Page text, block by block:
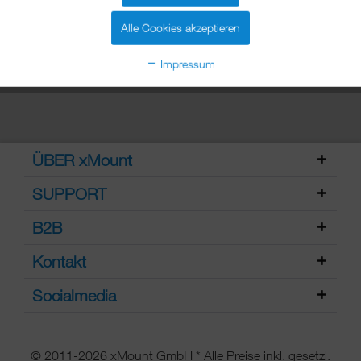
ÜBER xMount
SUPPORT
B2B
Kontakt
Socialmedia
© 2011-2026 xMount GmbH * Alle Preise inkl. gesetzl.
Alle Cookies akzeptieren
Impressum